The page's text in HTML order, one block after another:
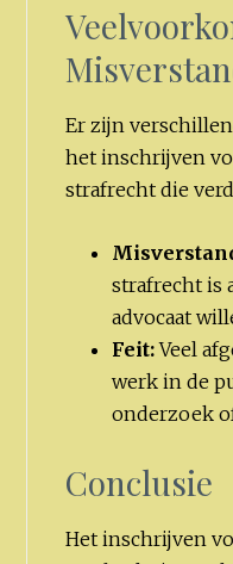
Er zijn
het inschrijven
strafrecht die
strafrecht is
advocaat
Feit:Veel
werk in de
onderzoek
Conclusie
Het inschrijven